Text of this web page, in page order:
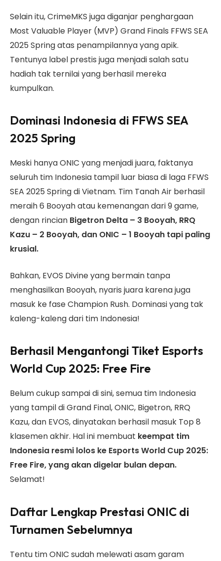
Selain itu, CrimeMKS juga diganjar penghargaan
Most Valuable Player (MVP) Grand Finals FFWS SEA
2025 Spring atas penampilannya yang apik.
Tentunya label prestis juga menjadi salah satu
hadiah tak ternilai yang berhasil mereka
kumpulkan.
Dominasi Indonesia di FFWS SEA
2025 Spring
Meski hanya ONIC yang menjadi juara, faktanya
seluruh tim Indonesia tampil luar biasa di laga FFWS
SEA 2025 Spring di Vietnam. Tim Tanah Air berhasil
meraih 6 Booyah atau kemenangan dari 9 game,
dengan rincian Bigetron Delta – 3 Booyah, RRQ
Kazu – 2 Booyah, dan ONIC – 1 Booyah tapi paling
krusial.
Bahkan, EVOS Divine yang bermain tanpa
menghasilkan Booyah, nyaris juara karena juga
masuk ke fase Champion Rush. Dominasi yang tak
kaleng-kaleng dari tim Indonesia!
Berhasil Mengantongi Tiket Esports
World Cup 2025: Free Fire
Belum cukup sampai di sini, semua tim Indonesia
yang tampil di Grand Final, ONIC, Bigetron, RRQ
Kazu, dan EVOS, dinyatakan berhasil masuk Top 8
klasemen akhir. Hal ini membuat keempat tim
Indonesia resmi lolos ke Esports World Cup 2025:
Free Fire, yang akan digelar bulan depan.
Selamat!
Daftar Lengkap Prestasi ONIC di
Turnamen Sebelumnya
Tentu tim ONIC sudah melewati asam garam